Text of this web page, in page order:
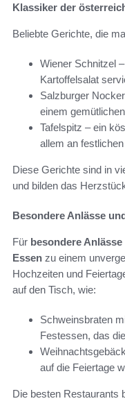
Klassiker der
Beliebte Gerichte, die
Wiener Schnitzel
Kartoffelsalat
Salzburger
einem
Tafelspitz – ein
allem an
Diese Gerichte sind in
und bilden das
Besondere Anlässe
Für besondere Anlässe
Essen zu einem
Hochzeiten und
auf den Tisch, wie:
Schweinsbraten
Festessen, das
auf die Feiertage
Die besten Restaurants